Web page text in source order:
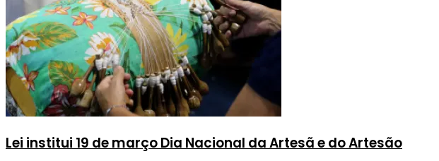
Lei institui 19 de março Dia Nacional da Artesã e do Artesão